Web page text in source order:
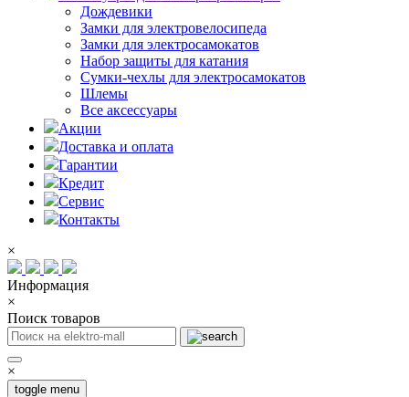
Дождевики
Замки для электровелосипеда
Замки для электросамокатов
Набор защиты для катания
Сумки-чехлы для электросамокатов
Шлемы
Все аксессуары
Акции
Доставка и оплата
Гарантии
Кредит
Сервис
Контакты
×
Информация
×
Поиск товаров
×
toggle menu